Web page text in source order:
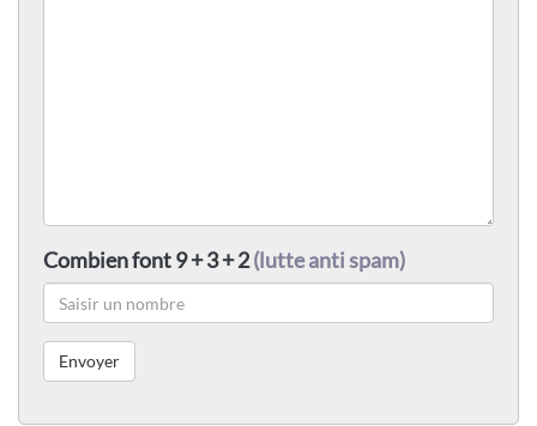
Combien font 9 + 3 + 2(lutte anti spam)